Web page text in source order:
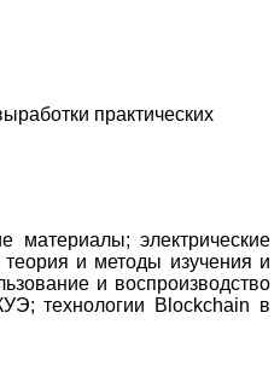
практических
материалы; электрические
и методы изучения и
и воспроизводство
технологии Blockchain в